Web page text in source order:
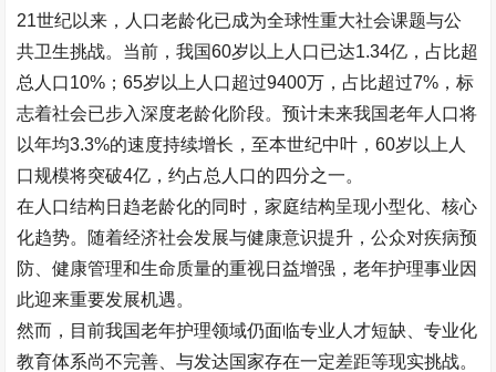
21世纪以来，人口老龄化已成为全球性重大社会课题与公
共卫生挑战。当前，我国60岁以上人口已达1.34亿，占比超
总人口10% ；65岁以上人口超过9400万，占比超过7% ，标
志着社会已步入深度老龄化阶段。预计未来我国老年人口将
以年均3.3%的速度持续增长，至本世纪中叶，60岁以上人
口规模将突破4亿，约占总人口的四分之一。
在人口结构日趋老龄化的同时，家庭结构呈现小型化、核心
化趋势。随着经济社会发展与健康意识提升，公众对疾病预
防、健康管理和生命质量的重视日益增强，老年护理事业因
此迎来重要发展机遇。
然而，目前我国老年护理领域仍面临专业人才短缺、专业化
教育体系尚不完善、与发达国家存在一定差距等现实挑战。